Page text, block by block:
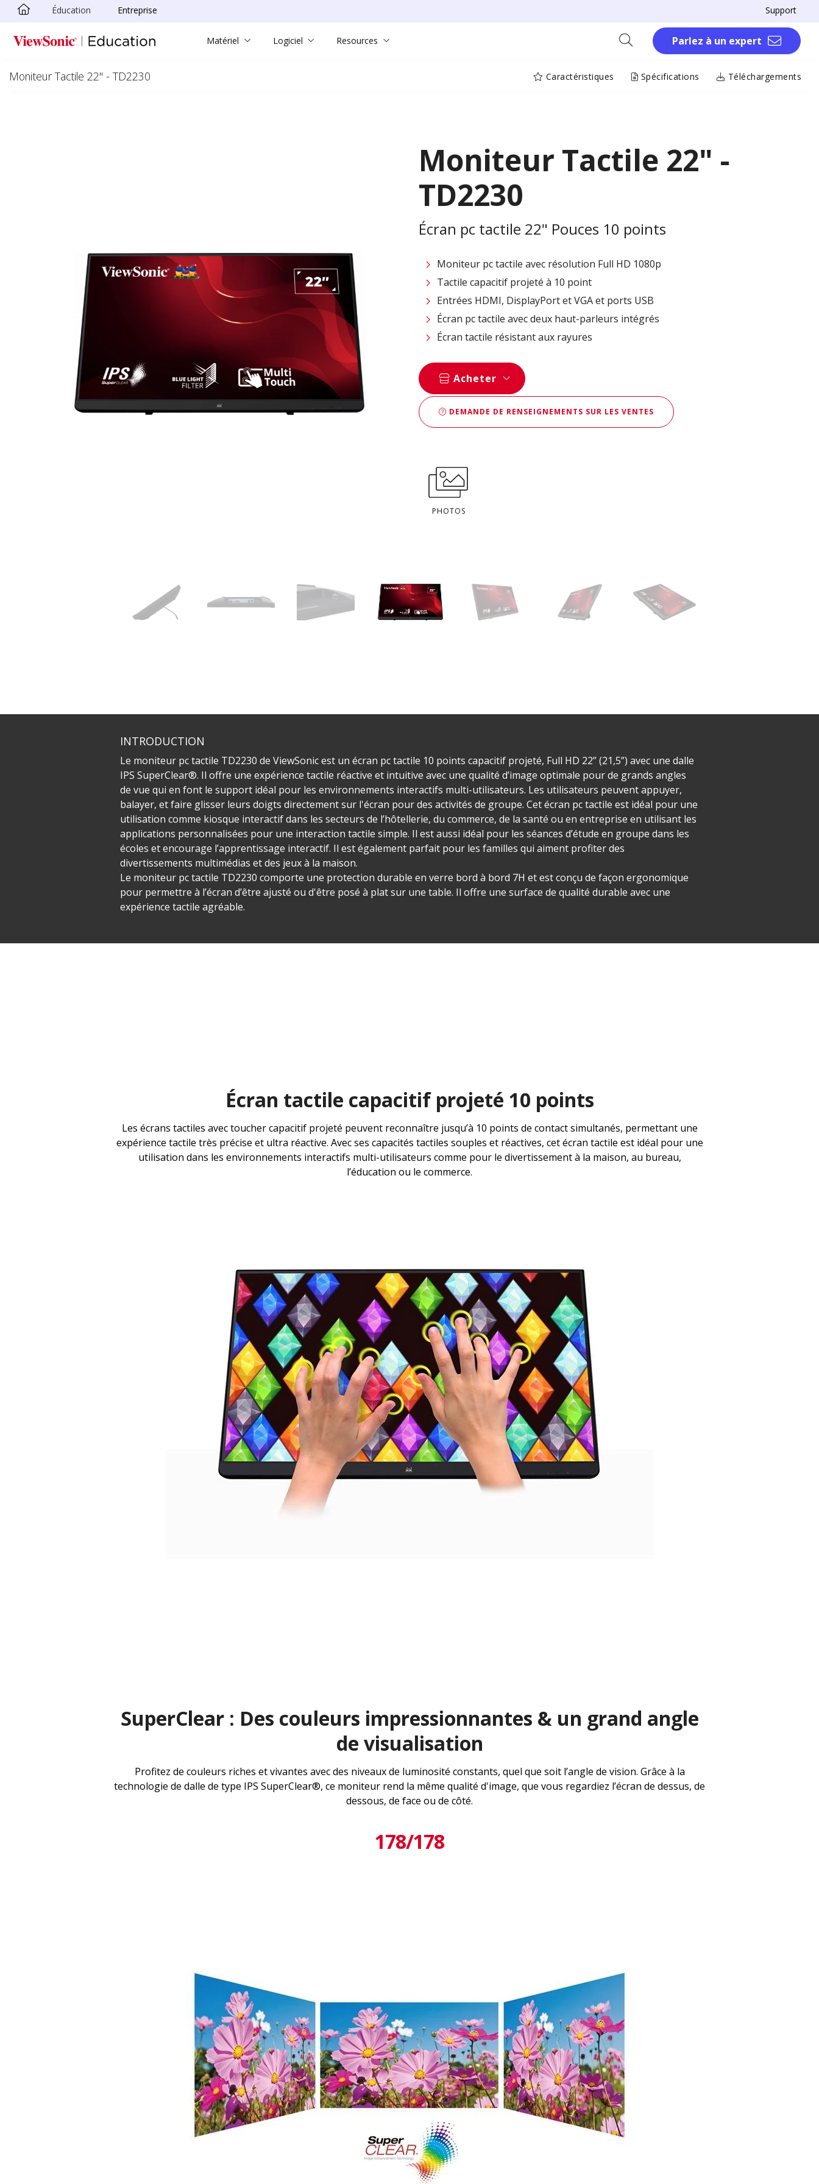
Passer au contenu principal
Éducation Entreprise Support
Matériel Logiciel Resources Parlez à un expert
Moniteur Tactile 22" - TD2230 Caractéristiques Spécifications Téléchargements
Moniteur Tactile 22" -
TD2230
Écran pc tactile 22" Pouces 10 points
Moniteur pc tactile avec résolution Full HD 1080p
Tactile capacitif projeté à 10 point
Entrées HDMI, DisplayPort et VGA et ports USB
Écran pc tactile avec deux haut-parleurs intégrés
Écran tactile résistant aux rayures
Acheter
DEMANDE DE RENSEIGNEMENTS SUR LES VENTES
PHOTOS
INTRODUCTION
Le moniteur pc tactile TD2230 de ViewSonic est un écran pc tactile 10 points capacitif projeté, Full HD 22” (21,5”) avec une dalle
IPS SuperClear®. Il offre une expérience tactile réactive et intuitive avec une qualité d’image optimale pour de grands angles
de vue qui en font le support idéal pour les environnements interactifs multi-utilisateurs. Les utilisateurs peuvent appuyer,
balayer, et faire glisser leurs doigts directement sur l'écran pour des activités de groupe. Cet écran pc tactile est idéal pour une
utilisation comme kiosque interactif dans les secteurs de l’hôtellerie, du commerce, de la santé ou en entreprise en utilisant les
applications personnalisées pour une interaction tactile simple. Il est aussi idéal pour les séances d’étude en groupe dans les
écoles et encourage l’apprentissage interactif. Il est également parfait pour les familles qui aiment profiter des
divertissements multimédias et des jeux à la maison.
Le moniteur pc tactile TD2230 comporte une protection durable en verre bord à bord 7H et est conçu de façon ergonomique
pour permettre à l’écran d’être ajusté ou d'être posé à plat sur une table. Il offre une surface de qualité durable avec une
expérience tactile agréable.
Écran tactile capacitif projeté 10 points
Les écrans tactiles avec toucher capacitif projeté peuvent reconnaître jusqu’à 10 points de contact simultanés, permettant une
expérience tactile très précise et ultra réactive. Avec ses capacités tactiles souples et réactives, cet écran tactile est idéal pour une
utilisation dans les environnements interactifs multi-utilisateurs comme pour le divertissement à la maison, au bureau,
l’éducation ou le commerce.
SuperClear : Des couleurs impressionnantes & un grand angle
de visualisation
Profitez de couleurs riches et vivantes avec des niveaux de luminosité constants, quel que soit l’angle de vision. Grâce à la
technologie de dalle de type IPS SuperClear®, ce moniteur rend la même qualité d'image, que vous regardiez l’écran de dessus, de
dessous, de face ou de côté.
178/178